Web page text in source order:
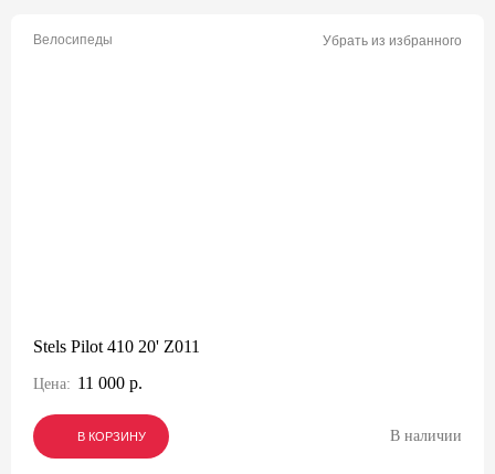
Велосипеды Убрать из избранного
Stels Pilot 410 20' Z011
Цена: 11 000 р.
В КОРЗИНУ
В КОРЗИНУ
В КОРЗИНУ В наличии